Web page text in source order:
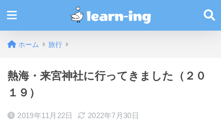
ホーム 旅行
熱海・来宮神社に行ってきました（２０
１９）
2019年11月22日 2022年7月30日